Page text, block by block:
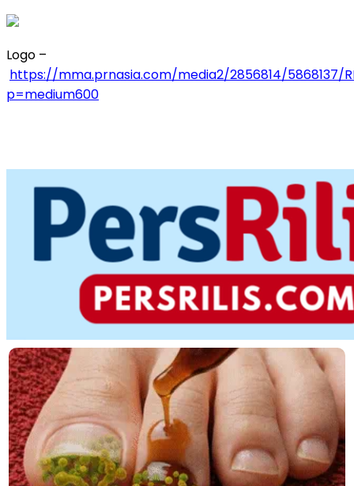
Logo –
https://mma.prnasia.com/media2/2856814/5868137/
p=medium600